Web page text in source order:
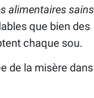
alimentaires sains
que bien des
chaque sou.
de la misère dans